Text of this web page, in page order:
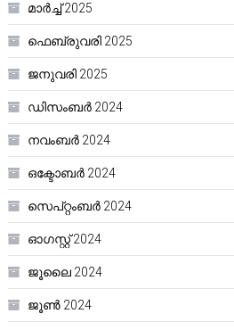
മാർച്ച്‌ 2025
ഫെബ്രുവരി 2025
ജനുവരി 2025
ഡിസംബർ 2024
നവംബർ 2024
ഒക്ടോബർ 2024
സെപ്റ്റംബർ 2024
ഓഗസ്റ്റ്‌ 2024
ജൂലൈ 2024
ജൂൺ 2024